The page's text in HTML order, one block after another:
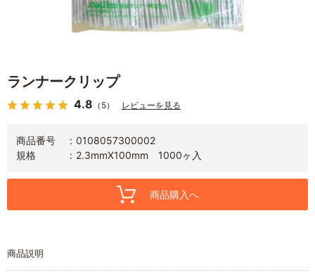
ランナークリップ
4.8 （5） レビューを見る
商品番号
0108057300002
規格
2.3mmX100mm 1000ヶ入
商品購入へ
商品説明